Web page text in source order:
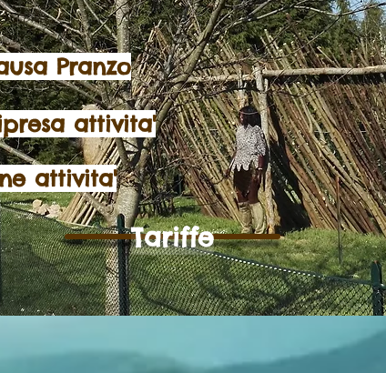
Pranzo
attivita'
attivita'
Tariffe